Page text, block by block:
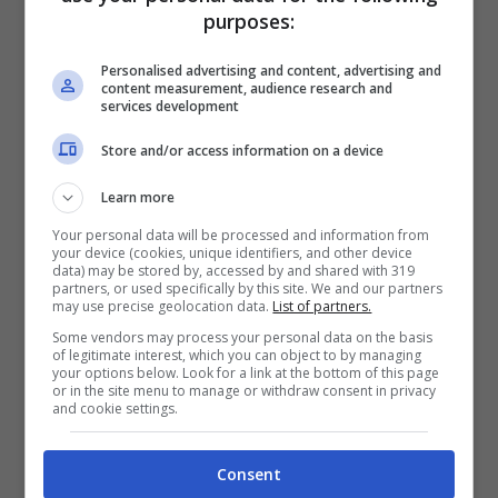
finanziario del Comune di Minturno, che noi
auguriamo vivamente che il Commissario ci
ripensi e non dia questa ennesima batosta ai
cittadini minturnesi.
Infine la nostra riprovazione va poi nei
confronti deicandidati Sindacoche da
destra a sinistra hanno dimostrato quali sono
i reali fini che li spingono a presentarsi alle
prossime elezioni, ovvero l’ottenimento della
poltrona. Se escludiamo le dichiarazioni di
candidati a Sindaco si è minimamente
purposes:
Personalised advertising and content, advertising and
content measurement, audience research and
services development
Store and/or access information on a device
Learn more
Your personal data will be processed and information from
your device (cookies, unique identifiers, and other device
data) may be stored by, accessed by and shared with 319
partners, or used specifically by this site. We and our partners
may use precise geolocation data. List of partners.
Some vendors may process your personal data on the basis
of legitimate interest, which you can object to by managing
your options below. Look for a link at the bottom of this page
or in the site menu to manage or withdraw consent in privacy
and cookie settings.
Consent